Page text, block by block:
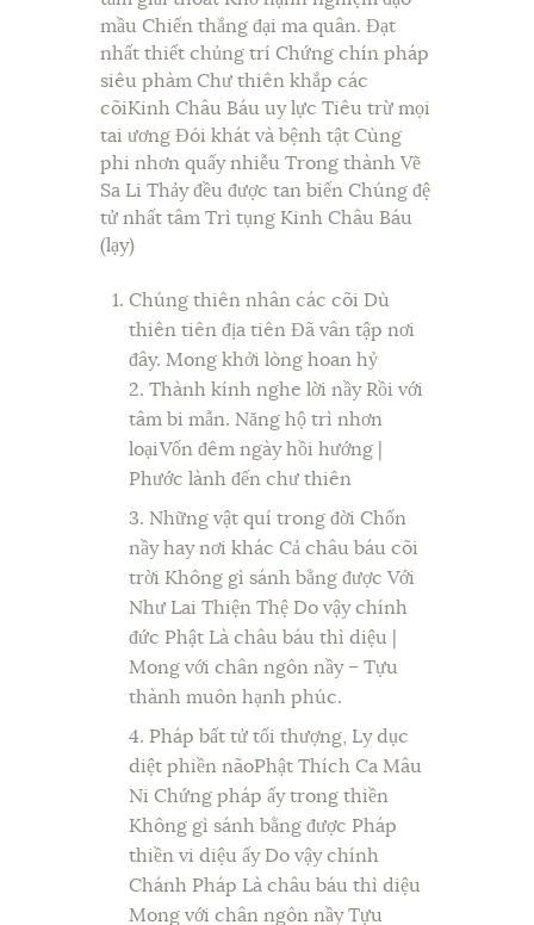
mầu Chiến thắng đại ma quân. Đạt
nhất thiết chủng trí Chứng chín pháp
siêu phàm Chư thiên khắp các
cõiKinh Châu Báu uy lực Tiêu trừ mọi
tai ương Đói khát và bệnh tật Cùng
phi nhơn quấy nhiễu Trong thành Vẽ
Sa Li Thảy đều được tan biến Chúng đệ
tử nhất tâm Trì tụng Kinh Châu Báu
(lạy)
Chúng thiên nhân các cõi Dù
thiên tiên địa tiên Đã vân tập nơi
đây. Mong khởi lòng hoan hỷ
2. Thành kính nghe lời nầy Rồi với
tâm bi mẫn. Năng hộ trì nhơn
loạiVốn đêm ngày hồi hướng |
Phước lành đến chư thiên
3. Những vật quí trong đời Chốn
nầy hay nơi khác Cả châu báu cõi
trời Không gì sánh bằng được Với
Như Lai Thiện Thệ Do vậy chính
đức Phật Là châu báu thì diệu |
Mong với chân ngôn nầy – Tựu
thành muôn hạnh phúc.
4. Pháp bất tử tối thượng, Ly dục
diệt phiền nãoPhật Thích Ca Mâu
Ni Chứng pháp ấy trong thiền
Không gì sánh bằng được Pháp
thiền vi diệu ấy Do vậy chính
Chánh Pháp Là châu báu thì diệu
Mong với chân ngôn nầy Tựu